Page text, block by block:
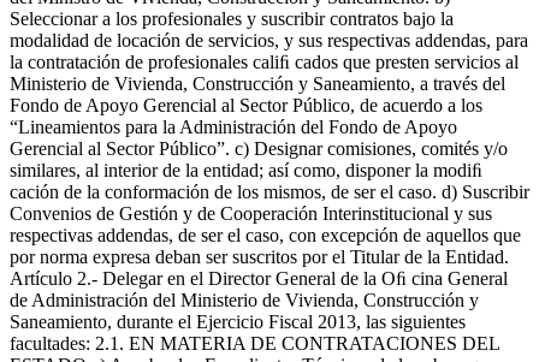
Seleccionar a los profesionales y suscribir contratos bajo la
modalidad de locación de servicios, y sus respectivas addendas, para
la contratación de profesionales caliﬁ cados que presten servicios al
Ministerio de Vivienda, Construcción y Saneamiento, a través del
Fondo de Apoyo Gerencial al Sector Público, de acuerdo a los
“Lineamientos para la Administración del Fondo de Apoyo
Gerencial al Sector Público”. c) Designar comisiones, comités y/o
similares, al interior de la entidad; así como, disponer la modiﬁ
cación de la conformación de los mismos, de ser el caso. d) Suscribir
Convenios de Gestión y de Cooperación Interinstitucional y sus
respectivas addendas, de ser el caso, con excepción de aquellos que
por norma expresa deban ser suscritos por el Titular de la Entidad.
Artículo 2.- Delegar en el Director General de la Oﬁ cina General
de Administración del Ministerio de Vivienda, Construcción y
Saneamiento, durante el Ejercicio Fiscal 2013, las siguientes
facultades: 2.1. EN MATERIA DE CONTRATACIONES DEL